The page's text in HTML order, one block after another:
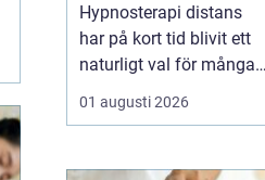
Hypnosterapi distans
har på kort tid blivit ett
naturligt val för många
som vill arbeta med
personlig utveckling
fysisk mottagning.
01 augusti 2026